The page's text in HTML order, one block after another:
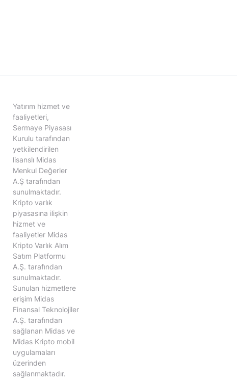
Yatırım hizmet ve
faaliyetleri,
Sermaye Piyasası
Kurulu tarafından
yetkilendirilen
lisanslı Midas
Menkul Değerler
A.Ş tarafından
sunulmaktadır.
Kripto varlık
piyasasına ilişkin
hizmet ve
faaliyetler Midas
Kripto Varlık Alım
Satım Platformu
A.Ş. tarafından
sunulmaktadır.
Sunulan hizmetlere
erişim Midas
Finansal Teknolojiler
A.Ş. tarafından
sağlanan Midas ve
Midas Kripto mobil
uygulamaları
üzerinden
sağlanmaktadır.